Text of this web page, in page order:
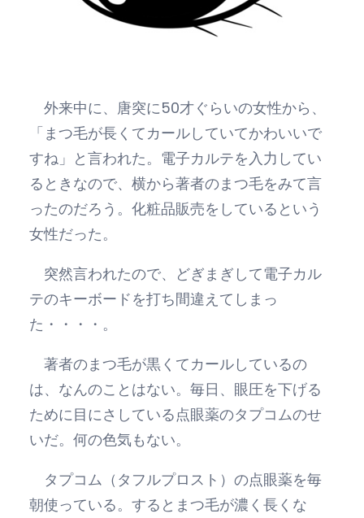
外来中に、唐突に50才ぐらいの女性から、
「まつ毛が長くてカールしていてかわいいで
すね」と言われた。電子カルテを入力してい
るときなので、横から著者のまつ毛をみて言
ったのだろう。化粧品販売をしているという
女性だった。
突然言われたので、どぎまぎして電子カル
テのキーボードを打ち間違えてしまっ
た・・・・。
著者のまつ毛が黒くてカールしているの
は、なんのことはない。毎日、眼圧を下げる
ために目にさしている点眼薬のタプコムのせ
いだ。何の色気もない。
タプコム（タフルプロスト）の点眼薬を毎
朝使っている。するとまつ毛が濃く長くな